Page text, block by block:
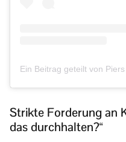
Strikte Forderung an
das durchhalten?“